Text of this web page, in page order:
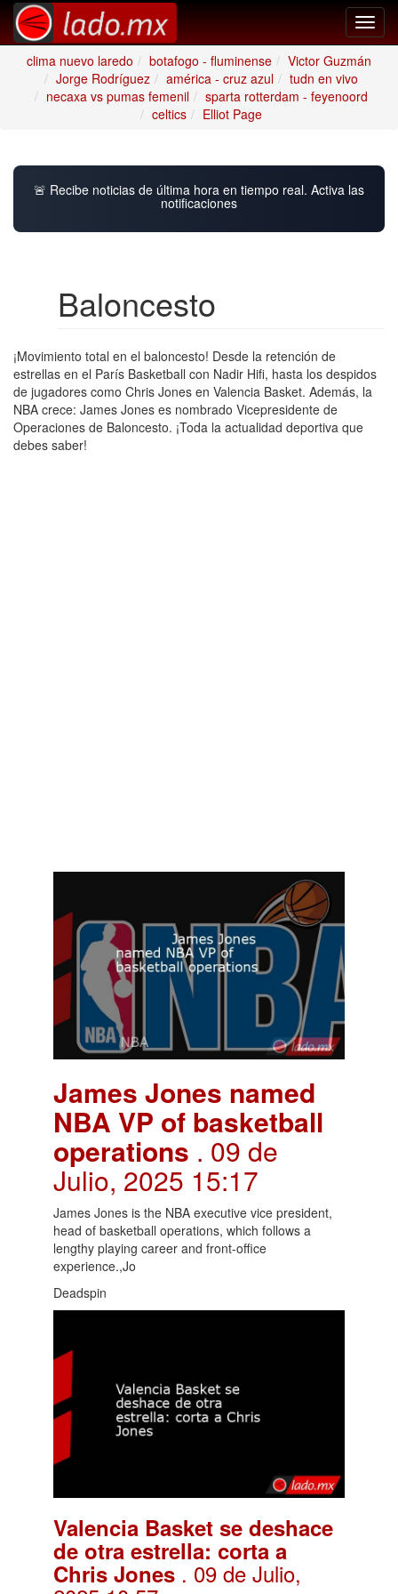
clima nuevo laredo
botafogo - fluminense
Victor Guzmán
Jorge Rodríguez
américa - cruz azul
tudn en vivo
necaxa vs pumas femenil
sparta rotterdam - feyenoord
celtics
Elliot Page
🚨 Recibe noticias de última hora en tiempo real. Activa las
notificaciones
Baloncesto
¡Movimiento total en el baloncesto! Desde la retención de
estrellas en el París Basketball con Nadir Hifi, hasta los despidos
de jugadores como Chris Jones en Valencia Basket. Además, la
NBA crece: James Jones es nombrado Vicepresidente de
Operaciones de Baloncesto. ¡Toda la actualidad deportiva que
debes saber!
James Jones named
NBA VP of basketball
operations . 09 de
Julio, 2025 15:17
James Jones is the NBA executive vice president,
head of basketball operations, which follows a
lengthy playing career and front-office
experience.,Jo
Deadspin
Valencia Basket se deshace
de otra estrella: corta a
Chris Jones . 09 de Julio,